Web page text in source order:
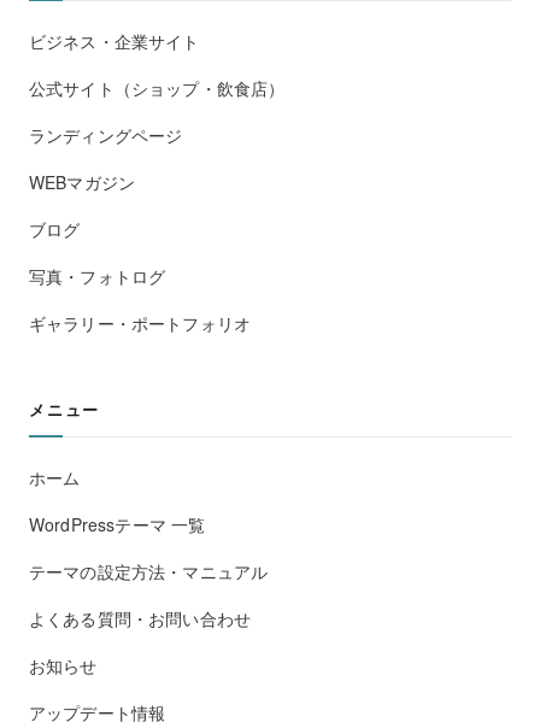
ビジネス・企業サイト
公式サイト（ショップ・飲食店）
ランディングページ
WEBマガジン
ブログ
写真・フォトログ
ギャラリー・ポートフォリオ
メニュー
ホーム
WordPressテーマ 一覧
テーマの設定方法・マニュアル
よくある質問・お問い合わせ
お知らせ
アップデート情報